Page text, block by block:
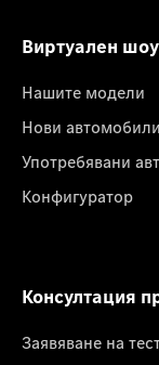
Виртуален
Нашите модели
Нови автомобили
Употребявани
Конфигуратор
Консултация
Заявяване на